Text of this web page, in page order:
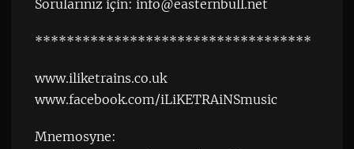
Sorularınız için: info@easternbull.net
***********************************
www.iliketrains.co.uk
www.facebook.com/iLiKETRAiNSmusic
Mnemosyne: